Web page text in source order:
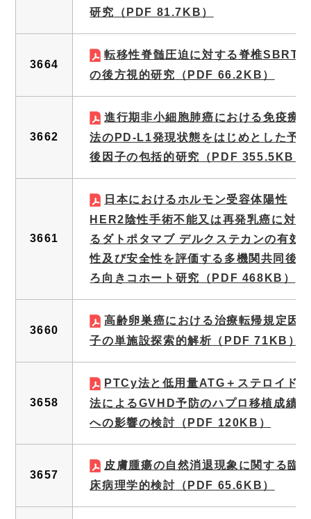
研究 （PDF 81.7KB）
3664
転移性脊髄圧迫に対する脊椎SBRT
の後方視的研究 （PDF 66.2KB）
3662
進行期非小細胞肺癌における免疫療
法のPD-L1発現状態をはじめとした予
後因子の包括的研究
（PDF 355.5KB）
3661
日本におけるホルモン受容体陽性
HER2陰性手術不能又は再発乳癌に対す
るダトポタマブ デルクステカンの有効
性及び安全性を評価する多機関共同後
ろ向きコホート研究
（PDF 468KB）
3660
高齢卵巣癌における治療転帰規定因
子の単施設探索的解析 （PDF 71KB）
3658
PTCy法と低用量ATG＋ステロイド
法によるGVHD予防のハプロ移植成績
への影響の検討 （PDF 120KB）
3657
皮膚腫瘍の自然消退現象に関する臨
床病理学的検討 （PDF 65.6KB）